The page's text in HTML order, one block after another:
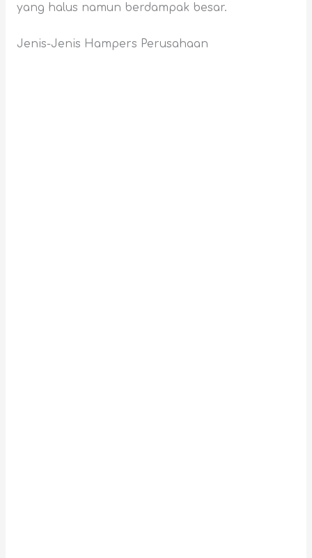
yang halus namun berdampak besar.
Jenis-Jenis Hampers Perusahaan